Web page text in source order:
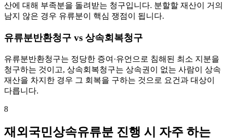
산에 대해 부족분을 돌려받는 청구입니다. 분할할 재산이 거의
남지 않은 경우 유류분이 핵심 쟁점이 됩니다.
유류분반환청구 vs 상속회복청구
유류분반환청구는 정당한 증여·유언으로 침해된 최소 지분을
청구하는 것이고, 상속회복청구는 상속권이 없는 사람이 상속
재산을 차지한 경우 그 회복을 구하는 것으로 요건과 대상이
다릅니다.
8
재외국민상속유류분 진행 시 자주 하는